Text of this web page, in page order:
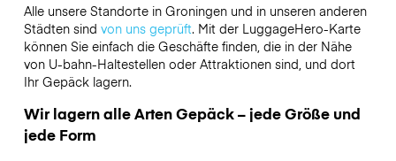
Alle unsere Standorte in Groningen und in unseren anderen
Städten sind von uns geprüft. Mit der LuggageHero-Karte
können Sie einfach die Geschäfte finden, die in der Nähe
von U-bahn-Haltestellen oder Attraktionen sind, und dort
Ihr Gepäck lagern.
Wir lagern alle Arten Gepäck – jede Größe und
jede Form